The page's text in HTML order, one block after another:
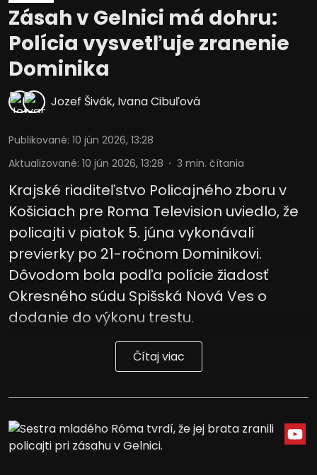
Zásah v Gelnici má dohru:
Polícia vysvetľuje zranenie
Dominika
Jozef Šivák, Ivana Cibuľová
Publikované: 10 jún 2026, 13:28
Aktualizované: 10 jún 2026, 13:28 3 min. čítania
Krajské riaditeľstvo Policajného zboru v
Košiciach pre Roma Television uviedlo, že
policajti v piatok 5. júna vykonávali
previerky po 21-ročnom Dominikovi.
Dôvodom bola podľa polície žiadosť
Okresného súdu Spišská Nová Ves o
dodanie do výkonu trestu.
Čítaj viac